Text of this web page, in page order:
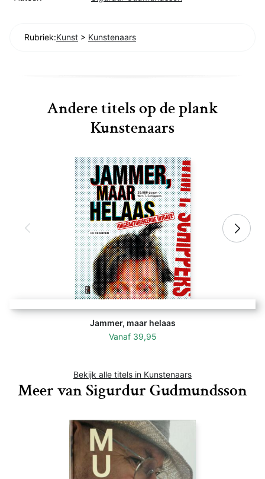
Rubriek:Kunst > Kunstenaars
Andere titels op de plank
Kunstenaars
Jammer, maar helaas
Vanaf 39,95
Bekijk alle titels in Kunstenaars
Meer van Sigurdur Gudmundsson